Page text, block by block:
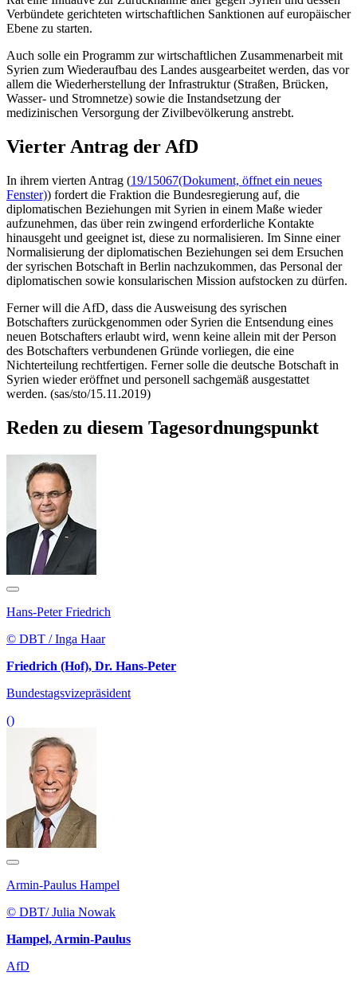
Verbündete gerichteten wirtschaftlichen Sanktionen auf europäischer
Ebene zu starten.
Auch solle ein Programm zur wirtschaftlichen Zusammenarbeit mit
Syrien zum Wiederaufbau des Landes ausgearbeitet werden, das vor
allem die Wiederherstellung der Infrastruktur (Straßen, Brücken,
Wasser- und Stromnetze) sowie die Instandsetzung der
medizinischen Versorgung der Zivilbevölkerung anstrebt.
Vierter Antrag der AfD
In ihrem vierten Antrag (19/15067(Dokument, öffnet ein neues
Fenster)) fordert die Fraktion die Bundesregierung auf, die
diplomatischen Beziehungen mit Syrien in einem Maße wieder
aufzunehmen, das über rein zwingend erforderliche Kontakte
hinausgeht und geeignet ist, diese zu normalisieren. Im Sinne einer
Normalisierung der diplomatischen Beziehungen sei dem Ersuchen
der syrischen Botschaft in Berlin nachzukommen, das Personal der
diplomatischen sowie konsularischen Mission aufstocken zu dürfen.
Ferner will die AfD, dass die Ausweisung des syrischen
Botschafters zurückgenommen oder Syrien die Entsendung eines
neuen Botschafters erlaubt wird, wenn keine allein mit der Person
des Botschafters verbundenen Gründe vorliegen, die eine
Nichterteilung rechtfertigen. Ferner solle die deutsche Botschaft in
Syrien wieder eröffnet und personell sachgemäß ausgestattet
werden. (sas/sto/15.11.2019)
Reden zu diesem Tagesordnungspunkt
Hans-Peter Friedrich
© DBT / Inga Haar
Friedrich (Hof), Dr. Hans-Peter
Bundestagsvizepräsident
()
Armin-Paulus Hampel
© DBT/ Julia Nowak
Hampel, Armin-Paulus
AfD